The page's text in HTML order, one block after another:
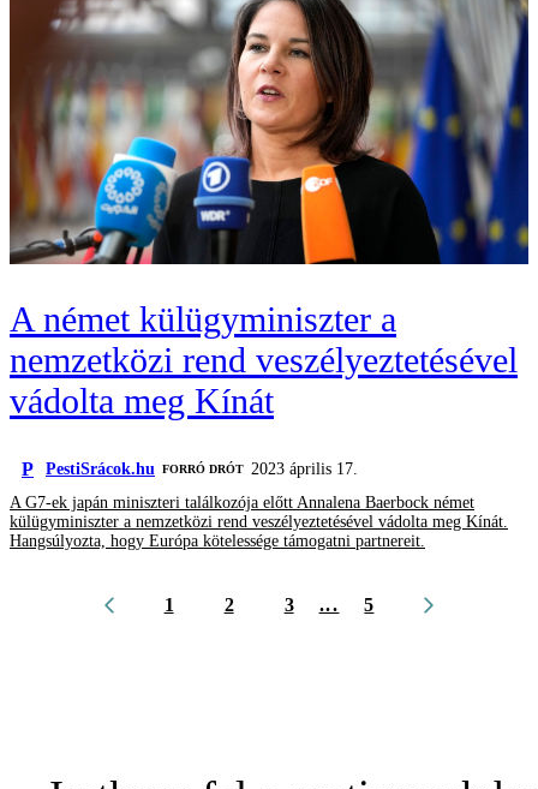
A német külügyminiszter a
nemzetközi rend veszélyeztetésével
vádolta meg Kínát
P PestiSrácok.hu FORRÓ DRÓT 2023 április 17.
A G7-ek japán miniszteri találkozója előtt Annalena Baerbock német
külügyminiszter a nemzetközi rend veszélyeztetésével vádolta meg Kínát.
Hangsúlyozta, hogy Európa kötelessége támogatni partnereit.
1 2 3 ... 5